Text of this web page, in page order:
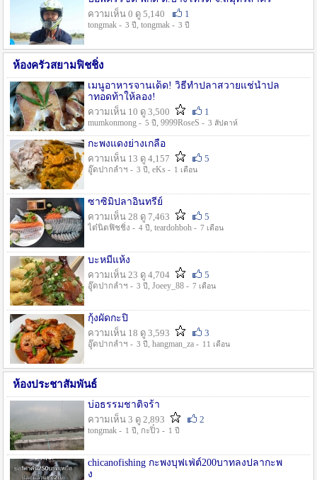
ความเห็น 0 ดู 5,140
1
tongmak - 3 ปี , tongmak - 3 ปี
ห้องครัวสยามฟิชชิ่ง
เมนูอาหารจานเด็ด! วิธีทำปลาสวายแช่น้ำปล
าทอดท้าให้ลอง!
ความเห็น 10 ดู 3,500
1
mumkonmong - 5 ปี , 9999RoseS - 3 สัปดาห์
กะพงแดงย่างเกลือ
ความเห็น 13 ดู 4,157
5
อู๊ดปากลำฯ - 3 ปี , eKs - 1 เดือน
ซาซิมิปลาอินทรีย์
ความเห็น 28 ดู 7,463
5
ไต๋นิตฟิชชิ่ง - 4 ปี , teardohboh - 7 เดือน
บะหมี่แห้ง
ความเห็น 23 ดู 4,704
5
อู๊ดปากลำฯ - 3 ปี , Joeey_88 - 7 เดือน
กุ้งผัดกะปิ
ความเห็น 18 ดู 3,593
3
อู๊ดปากลำฯ - 3 ปี , hangman_za - 11 เดือน
ห้องประชาสัมพันธ์
บ่อธรรมชาติจร้า
ความเห็น 3 ดู 2,893
2
tongmak - 1 ปี , กะปิ๋ว - 1 ปี
chicanofishing กะพงบุฟเฟ่ต์200บาทลงปลากะพ
ง